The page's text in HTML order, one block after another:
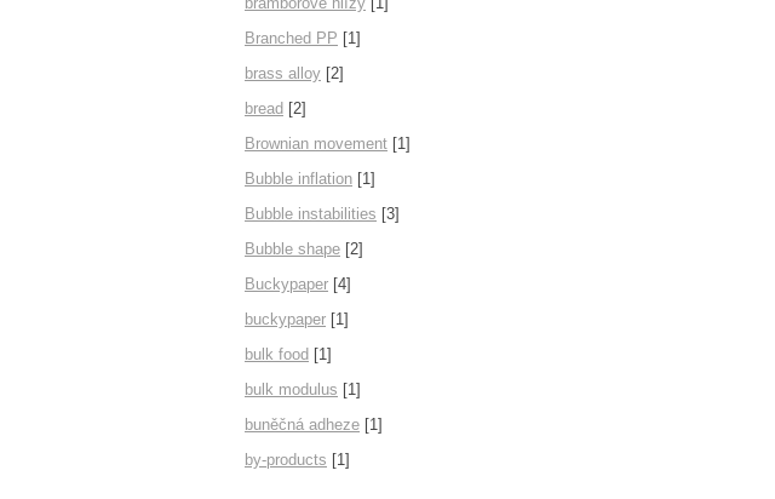
Branched PP [1]
brass alloy [2]
bread [2]
Brownian movement [1]
Bubble inflation [1]
Bubble instabilities [3]
Bubble shape [2]
Buckypaper [4]
buckypaper [1]
bulk food [1]
bulk modulus [1]
buněčná adheze [1]
by-products [1]